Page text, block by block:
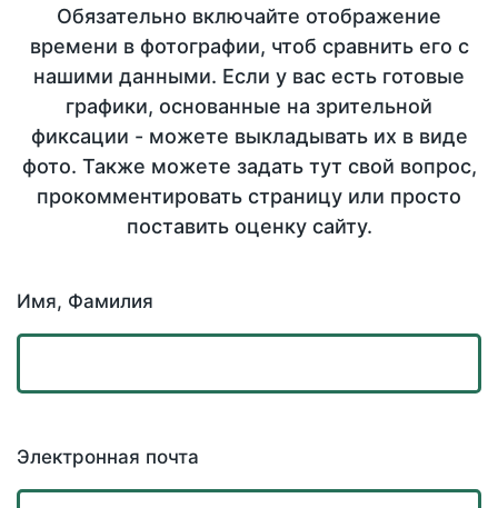
Обязательно включайте отображение
времени в фотографии, чтоб сравнить его с
нашими данными. Если у вас есть готовые
графики, основанные на зрительной
фиксации - можете выкладывать их в виде
фото. Также можете задать тут свой вопрос,
прокомментировать страницу или просто
поставить оценку сайту.
Имя, Фамилия
Электронная почта